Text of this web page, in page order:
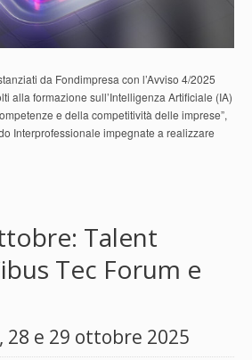
da Fondimpresa con l’Avviso 4/2025
alla formazione sull’Intelligenza Artificiale (IA)
e della competitività delle imprese”,
Interprofessionale impegnate a realizzare
Talent
Tec Forum e
28 e 29 ottobre 2025